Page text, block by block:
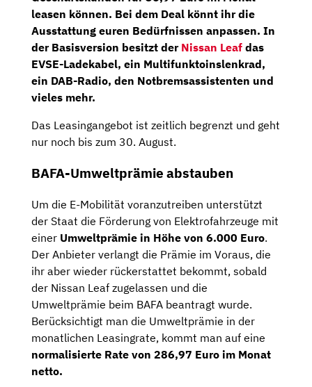
leasen können. Bei dem Deal könnt ihr die
Ausstattung euren Bedürfnissen anpassen. In
der Basisversion besitzt der Nissan Leaf das
EVSE-Ladekabel, ein Multifunktoinslenkrad,
ein DAB-Radio, den Notbremsassistenten und
vieles mehr.
Das Leasingangebot ist zeitlich begrenzt und geht
nur noch bis zum 30. August.
BAFA-Umweltprämie abstauben
Um die E-Mobilität voranzutreiben unterstützt
der Staat die Förderung von Elektrofahrzeuge mit
einer Umweltprämie in Höhe von 6.000 Euro.
Der Anbieter verlangt die Prämie im Voraus, die
ihr aber wieder rückerstattet bekommt, sobald
der Nissan Leaf zugelassen und die
Umweltprämie beim BAFA beantragt wurde.
Berücksichtigt man die Umweltprämie in der
monatlichen Leasingrate, kommt man auf eine
normalisierte Rate von 286,97 Euro im Monat
netto.